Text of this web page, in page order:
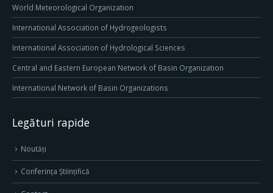
World Meteorological Organization
International Association of Hydrogeologists
International Association of Hydrological Sciences
Central and Eastern European Network of Basin Organization
International Network of Basin Organizations
Legături rapide
Noutăți
Conferința Științifică